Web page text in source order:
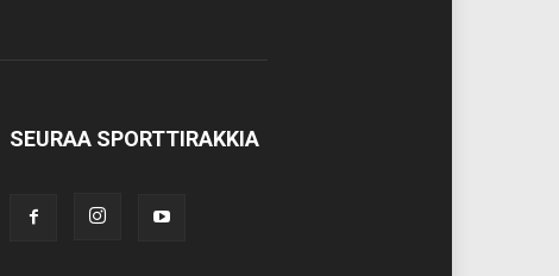
SEURAA SPORTTIRAKKIA